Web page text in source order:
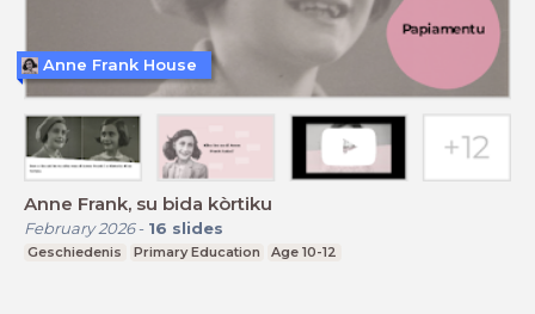
Anne Frank, su bida kòrtiku
February 2026- 16 slides
Geschiedenis Primary Education Age 10-12
Anne Frank House